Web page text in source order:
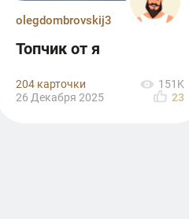
olegdombrovskij3
Топчик от я
204 карточки
151K
26 Декабря 2025
23